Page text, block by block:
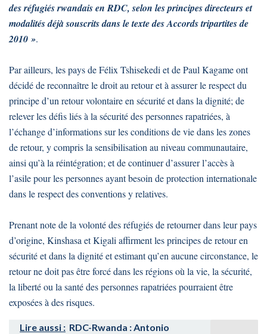
des réfugiés rwandais en RDC, selon les principes directeurs et
modalités déjà souscrits dans le texte des Accords tripartites de
2010 ».
Par ailleurs, les pays de Félix Tshisekedi et de Paul Kagame ont
décidé de reconnaître le droit au retour et à assurer le respect du
principe d’un retour volontaire en sécurité et dans la dignité; de
relever les défis liés à la sécurité des personnes rapatriées, à
l’échange d’informations sur les conditions de vie dans les zones
de retour, y compris la sensibilisation au niveau communautaire,
ainsi qu’à la réintégration; et de continuer d’assurer l’accès à
l’asile pour les personnes ayant besoin de protection internationale
dans le respect des conventions y relatives.
Prenant note de la volonté des réfugiés de retourner dans leur pays
d’origine, Kinshasa et Kigali affirment les principes de retour en
sécurité et dans la dignité et estimant qu’en aucune circonstance, le
retour ne doit pas être forcé dans les régions où la vie, la sécurité,
la liberté ou la santé des personnes rapatriées pourraient être
exposées à des risques.
Lire aussi : RDC-Rwanda : Antonio